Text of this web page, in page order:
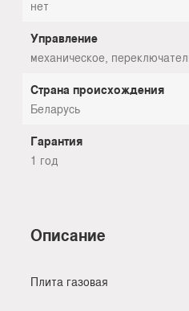
нет
Управление
механическое,
Страна происхождения
Беларусь
Гарантия
1 год
Описание
Плита газовая